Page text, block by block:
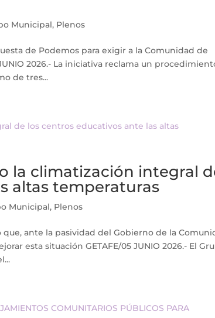
Municipal, Plenos
de Podemos para exigir a la Comunidad de
2026.- La iniciativa reclama un
de tres...
la climatización integral
altas temperaturas
Municipal, Plenos
ante la pasividad del Gobierno de la
esta situación GETAFE/05 JUNIO 2026.- El